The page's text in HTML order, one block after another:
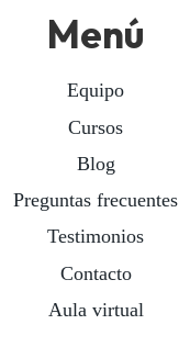
Menú
Equipo
Cursos
Blog
Preguntas frecuentes
Testimonios
Contacto
Aula virtual